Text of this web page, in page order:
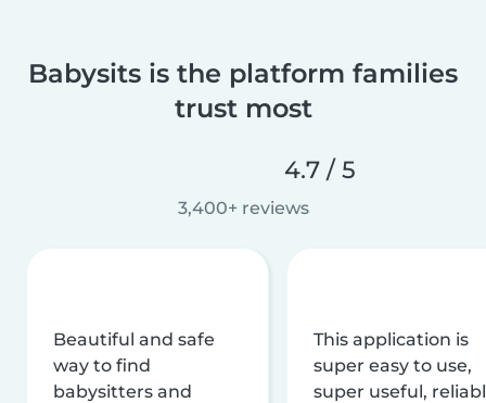
Babysits is the platform families
trust most
4.7 / 5
3,400+ reviews
Beautiful and safe
way to find
babysitters and
This application is
super easy to use,
super useful,